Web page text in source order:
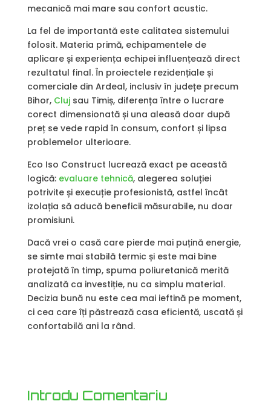
mecanică mai mare sau confort acustic.
La fel de importantă este calitatea sistemului
folosit. Materia primă, echipamentele de
aplicare și experiența echipei influențează direct
rezultatul final. În proiectele rezidențiale și
comerciale din Ardeal, inclusiv în județe precum
Bihor, Clujsau Timiș, diferența între o lucrare
corect dimensionată și una aleasă doar după
preț se vede rapid în consum, confort și lipsa
problemelor ulterioare.
Eco Iso Construct lucrează exact pe această
logică: evaluare tehnică, alegerea soluției
potrivite și execuție profesionistă, astfel încât
izolația să aducă beneficii măsurabile, nu doar
promisiuni.
Dacă vrei o casă care pierde mai puțină energie,
se simte mai stabilă termic și este mai bine
protejată în timp, spuma poliuretanică merită
analizată ca investiție, nu ca simplu material.
Decizia bună nu este cea mai ieftină pe moment,
ci cea care îți păstrează casa eficientă, uscată și
confortabilă ani la rând.
Introdu Comentariu